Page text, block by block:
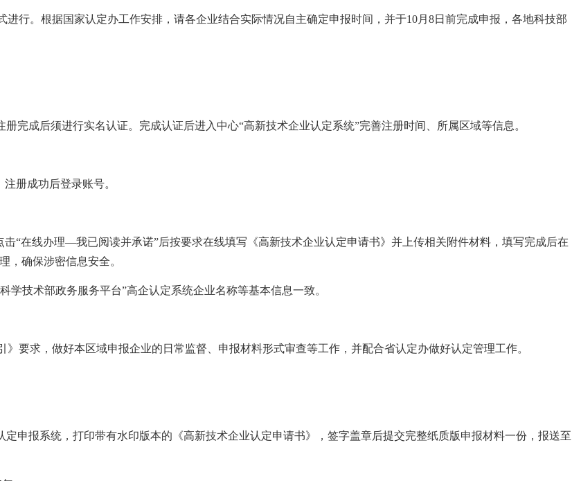
行。根据国家认定办工作安排，请各企业结合实际情况自主确定申报时间，并于10月8日前完成申报，各地科技部
完成后须进行实名认证。完成认证后进入 中心“高新技术企业认定系统”完善注册时间、所属区域等信息。
册成功后登录账号。
“在线办理—我已阅读并承诺”后按要求在线填写《高新技术企业认定申请书》并上传相关附件材料，填写完成后在
，确保涉密信息安全。
学技术部政务服务平台”高企认定系统企业名称等基本信息一致。
要求，做好本区域申报企业的日常监督、申报材料形式审查等工作，并配合省认定办做好认定管理工作。
定申报系统，打印带有水印版本的《高新技术企业认定申请书》，签字盖章后提交完整纸质版申报材料一份，报送至